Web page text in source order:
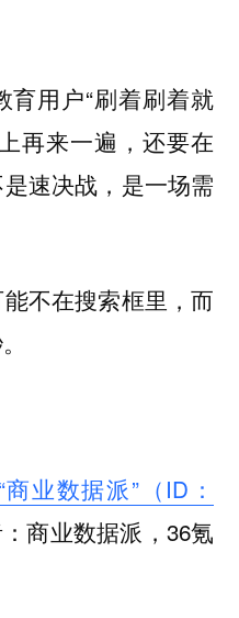
育用户“刷着刷着就
再来一遍，还要在
速决战，是一场需
不在搜索框里，而
“商业数据派”（ID：
：商业数据派，36氪